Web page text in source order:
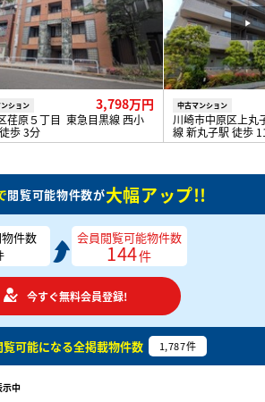
ション 3,798万円
荏原５丁目 東急目黒線 西小
歩 3分
中古マンション
川崎市中原区上丸
線 新丸子駅 徒歩
閲覧可能物件数が大幅アップ!!
件数 会員閲覧可能物件数
144件
今すぐ無料会員登録!
可能になる全掲載物件数 1,787件
示中